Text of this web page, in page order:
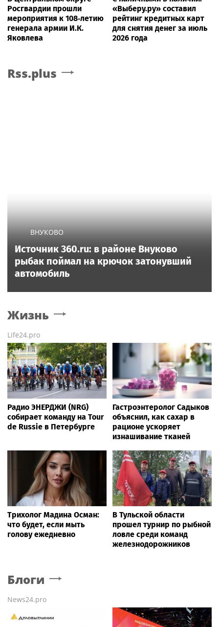
Росгвардии прошли
мероприятия к 108‑летию
генерала армии И.К.
Яковлева
«Выберу.ру» составил
рейтинг кредитных карт
для снятия денег за июль
2026 года
Rss.plus
ВНУКОВО
Источник 360.ru: в районе Внуково
рыбак поймал на крючок затонувший
автомобиль
Жизнь
Life24.pro
Радио ЭНЕРДЖИ (NRG)
собирает команду на Tour
de Russie в Петербурге
Гастроэнтеролог Садыков
объяснил, как сахар в
рационе ускоряет
изнашивание тканей
Трихолог Мадина Осман:
что будет, если мыть
голову ежедневно
В Тульской области
прошел турнир по рыбной
ловле среди команд
железнодорожников
Блоги
News24.pro